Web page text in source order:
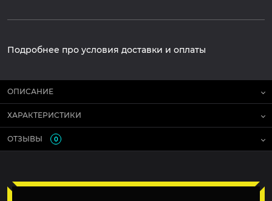
Подробнее про условия доставки и оплаты
ОПИСАНИЕ
ХАРАКТЕРИСТИКИ
ОТЗЫВЫ 0